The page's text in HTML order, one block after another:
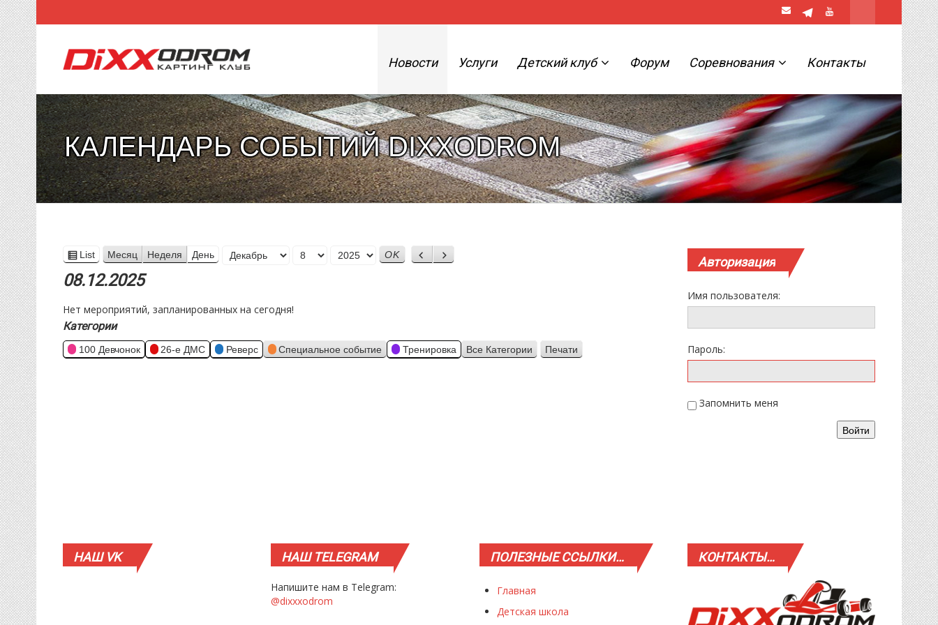
Новости Услуги Детский клуб Форум Соревнования Контакты
КАЛЕНДАРЬ СОБЫТИЙ DIXXODROM
View
as
List Месяц Неделя День
Месяц
Назад
Вперед
08.12.2025
Нет мероприятий, запланированных на сегодня!
Категории
100 Девчонок 26-е ДМС Реверс Специальное событие Тренировка Все Категории Просмотр
Печати
Авторизация
Имя пользователя:
Пароль:
Запомнить меня
Войти
НАШVK НАШTELEGRAM
Напишите нам в Telegram:
@dixxxodrom
ПОЛЕЗНЫЕССЫЛКИ…
Главная
Детская школа
КОНТАКТЫ…